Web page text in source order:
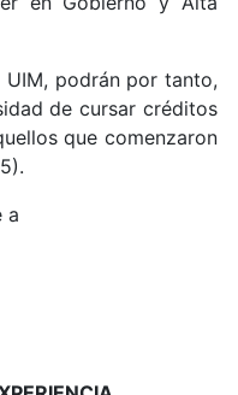
podrán por tanto,
de cursar créditos
que comenzaron
a